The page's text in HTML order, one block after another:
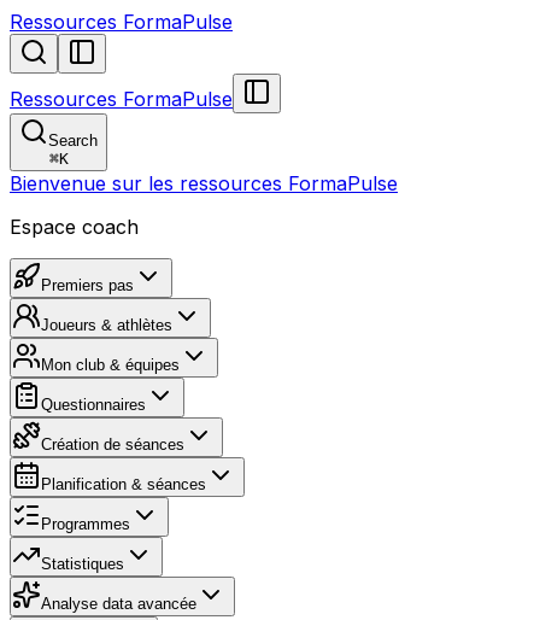
Ressources FormaPulse
Ressources FormaPulse
Search
⌘K
Bienvenue sur les ressources FormaPulse
Espace coach
Premiers pas
Joueurs & athlètes
Mon club & équipes
Questionnaires
Création de séances
Planification & séances
Programmes
Statistiques
Analyse data avancée